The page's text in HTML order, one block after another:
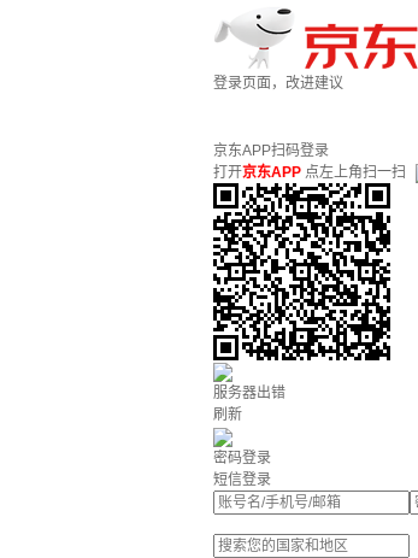
登录页面，改进建议
京东APP扫码登录
打开京东APP 点左上角扫一扫
服务器出错
刷新
密码登录
短信登录